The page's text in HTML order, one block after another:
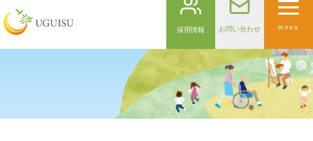
採用情報 お問い合わせ menu